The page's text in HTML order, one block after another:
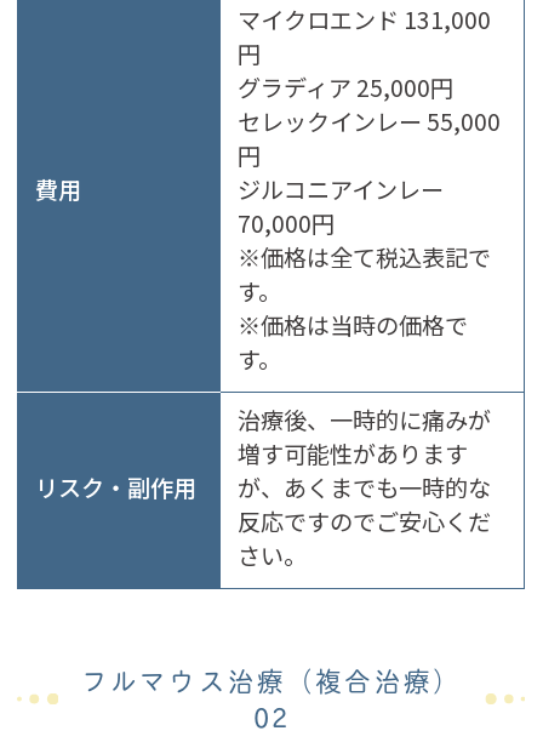
費用
マイクロエンド 131,000
円
グラディア 25,000円
セレックインレー 55,000
円
ジルコニアインレー
70,000円
※価格は全て税込表記で
す。
※価格は当時の価格で
す。
リスク・副作用
治療後、一時的に痛みが
増す可能性があります
が、あくまでも一時的な
反応ですのでご安心くだ
さい。
フルマウス治療（複合治療）
02